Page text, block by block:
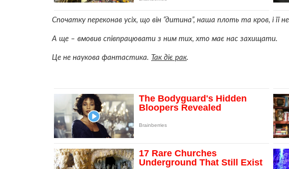
Спочатку переконав усіх, що він “дитина”, наша плоть та кров, і її
А ще – вмовив співпрацювати з ним тих, хто має нас захищати.
Це не наукова фантастика. Так діє рак.